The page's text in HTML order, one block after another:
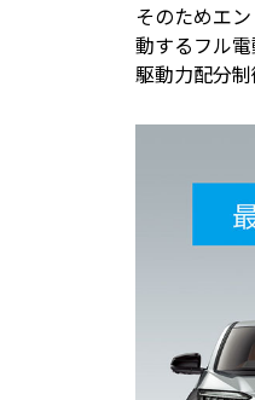
そのためエ
動するフル
駆動力配分制